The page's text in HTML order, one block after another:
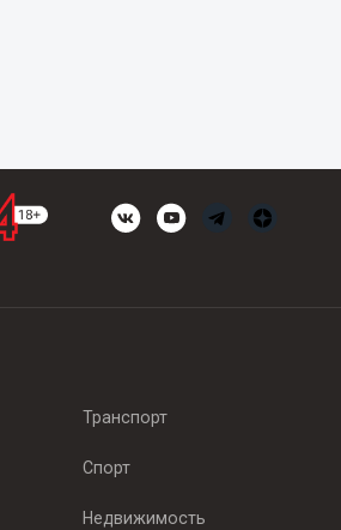
Транспорт
Спорт
Недвижимость